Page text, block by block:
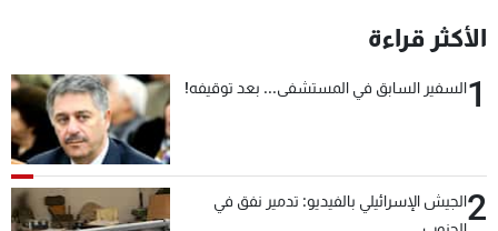
الأكثر قراءة
1السفير السابق في المستشفى... بعد توقيفه!
2الجيش الإسرائيلي بالفيديو: تدمير نفق في
لاعلاناتكم